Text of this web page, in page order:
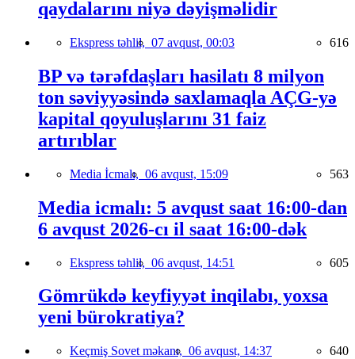
qaydalarını niyə dəyişməlidir
Ekspress təhlil, 07 avqust, 00:03 616
BP və tərəfdaşları hasilatı 8 milyon
ton səviyyəsində saxlamaqla AÇG-yə
kapital qoyuluşlarını 31 faiz
artırıblar
Media İcmalı, 06 avqust, 15:09 563
Media icmalı: 5 avqust saat 16:00-dan
6 avqust 2026-cı il saat 16:00-dək
Ekspress təhlil, 06 avqust, 14:51 605
Gömrükdə keyfiyyət inqilabı, yoxsa
yeni bürokratiya?
Keçmiş Sovet məkanı, 06 avqust, 14:37 640